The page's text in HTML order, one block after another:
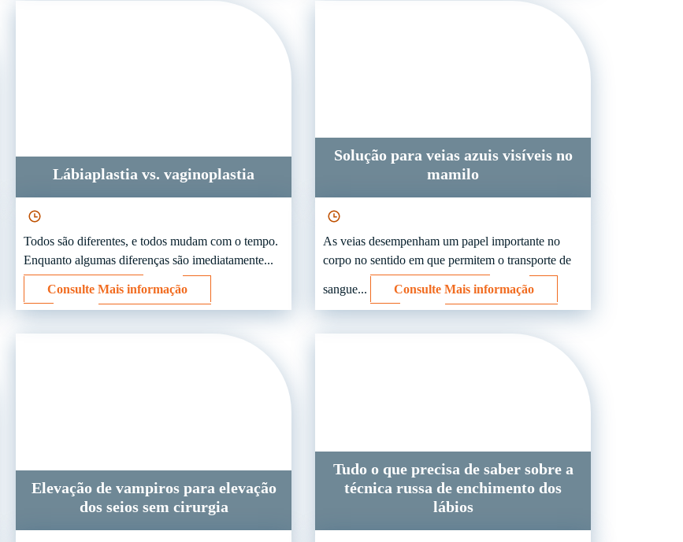
Lábiaplastia vs. vaginoplastia
Todos são diferentes, e todos mudam com o tempo.
Enquanto algumas diferenças são imediatamente...
Consulte Mais informação
Solução para veias azuis visíveis no
mamilo
As veias desempenham um papel importante no
corpo no sentido em que permitem o transporte de
sangue... Consulte Mais informação
Elevação de vampiros para elevação
dos seios sem cirurgia
Tudo o que precisa de saber sobre a
técnica russa de enchimento dos
lábios